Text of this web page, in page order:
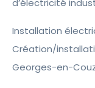
d’électricité
Installation
Création/
Georges-en-